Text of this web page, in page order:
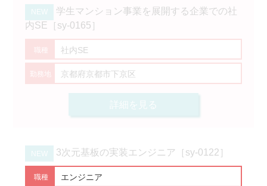
学生マンション事業を展開する企業での社
内SE［sy-0165］
社内SE
京都府京都市下京区
詳細を見る
3次元基板の実装エンジニア［sy-0122］
エンジニア